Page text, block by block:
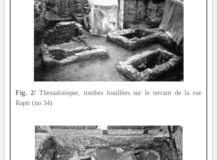
Fig. 2/ Thessalonique, tombes fouillées sur le terrain de la rue
Rapti (no 34).